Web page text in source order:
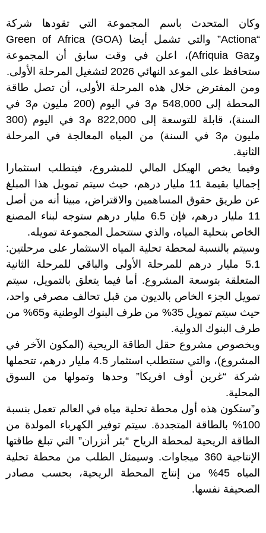
وكان المتحدث باسم المجموعة التي تقودها شركة
“Actiona” والتي تشمل أيضا Green of Africa (GOA)
وAfriquia Gaz)، اعلن في وقت سابق أن المجموعة
ستحافظ على الموعد النهائي 2026 لتشغيل المرحلة الأولى.
ومن المفترض خلال هذه المرحلة الأولى، أن تصل طاقة
المحطة إلى 548,000 م3 في اليوم (200 مليون م3 في
السنة)، قابلة للتوسعة إلى 822,000 م3 في اليوم (300
مليون م3 في السنة) من المياه المعالجة في المرحلة
الثانية.
وفيما يخص الهيكل المالي للمشروع، فيتطلب استثمارا
إجماليا بقيمة 11 مليار درهم، حيث سيتم تمويل هذا المبلغ
عن طريق حقوق المساهمين والاقتراض، مبينا أنه من أصل
11 مليار درهم، فإن 6.5 مليار درهم ستوجه لبناء المصنع
الخاص بتحلية المياه، والذي ستتحمل المجموعة تمويله.
وسيتم بالنسبة لمحطة تحلية المياه الاستثمار على مرحلتين:
5.1 مليار درهم للمرحلة الأولى والباقي للمرحلة الثانية
المتعلقة بتوسعة المشروع. أما فيما يتعلق بالتمويل، سيتم
تمويل الجزء الخاص بالديون من قبل تحالف مصرفي واحد،
حيث سيتم تمويل 35% من طرف البنوك الوطنية و65% من
طرف البنوك الدولية.
وبخصوص مشروع حقل الطاقة الريحية (المكون الآخر في
المشروع)، والتي ستتطلب استثمار 4.5 مليار درهم، تتحملها
شركة “غرين أوف افريكا” وحدها وتمولها من السوق
المحلية.
و”ستكون هذه أول محطة تحلية مياه في العالم تعمل بنسبة
100% بالطاقة المتجددة. سيتم توفير الكهرباء المولدة من
الطاقة الريحية لمحطة الرياح “بئر أنزران” التي تبلغ طاقتها
الإنتاجية 360 ميجاوات. وسيمثل الطلب من محطة تحلية
المياه 45% من إنتاج المحطة الريحية، بحسب مصادر
الصحيفة نفسها.